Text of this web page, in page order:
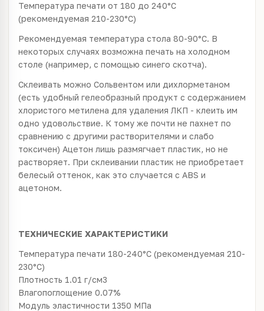
Температура печати от 180 до 240°C
(рекомендуемая 210-230°С)
Рекомендуемая температура стола 80-90°С. В
некоторых случаях возможна печать на холодном
столе (например, с помощью синего скотча).
Склеивать можно Сольвентом или дихлорметаном
(есть удобный гелеобразный продукт с содержанием
хлористого метилена для удаления ЛКП - клеить им
одно удовольствие. К тому же почти не пахнет по
сравнению с другими растворителями и слабо
токсичен) Ацетон лишь размягчает пластик, но не
растворяет. При склеивании пластик не приобретает
белесый оттенок, как это случается с ABS и
ацетоном.
ТЕХНИЧЕСКИЕ ХАРАКТЕРИСТИКИ
Температура печати 180-240°C (рекомендуемая 210-
230°С)
Плотность 1.01 г/см3
Влагопоглощение 0.07%
Модуль эластичности 1350 МПа